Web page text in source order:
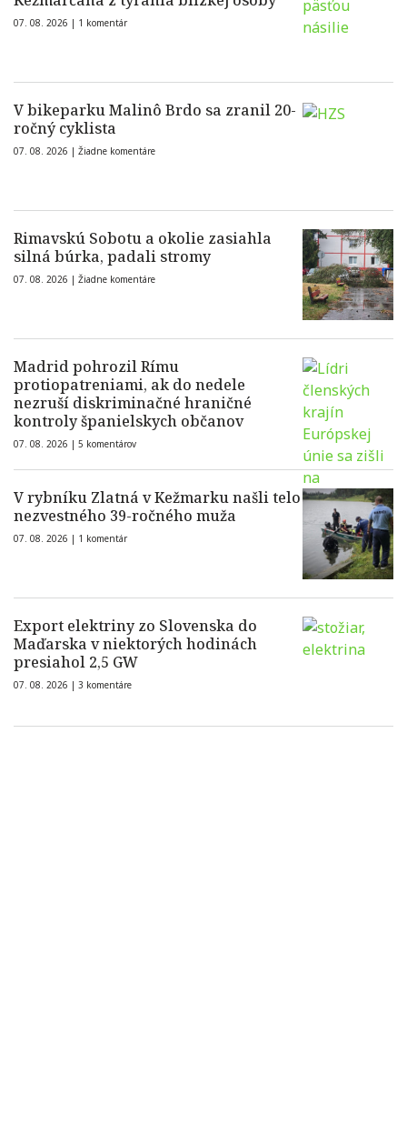
07. 08. 2026 | 1 komentár
V bikeparku Malinô Brdo sa zranil 20-
ročný cyklista
07. 08. 2026 | Žiadne komentáre
Rimavskú Sobotu a okolie zasiahla
silná búrka, padali stromy
07. 08. 2026 | Žiadne komentáre
Madrid pohrozil Rímu
protiopatreniami, ak do nedele
nezruší diskriminačné hraničné
kontroly španielskych občanov
07. 08. 2026 | 5 komentárov
V rybníku Zlatná v Kežmarku našli telo
nezvestného 39-ročného muža
07. 08. 2026 | 1 komentár
Export elektriny zo Slovenska do
Maďarska v niektorých hodinách
presiahol 2,5 GW
07. 08. 2026 | 3 komentáre